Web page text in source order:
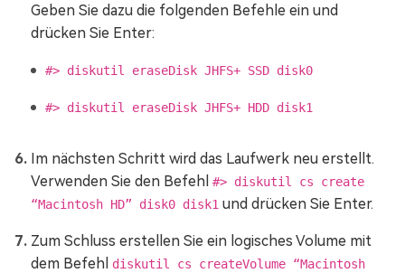
Geben Sie dazu die folgenden Befehle ein und
drücken Sie Enter:
#> diskutil eraseDisk JHFS+ SSD disk0
#> diskutil eraseDisk JHFS+ HDD disk1
Im nächsten Schritt wird das Laufwerk neu erstellt.
Verwenden Sie den Befehl #> diskutil cs create
“Macintosh HD” disk0 disk1 und drücken Sie Enter.
Zum Schluss erstellen Sie ein logisches Volume mit
dem Befehl diskutil cs createVolume “Macintosh